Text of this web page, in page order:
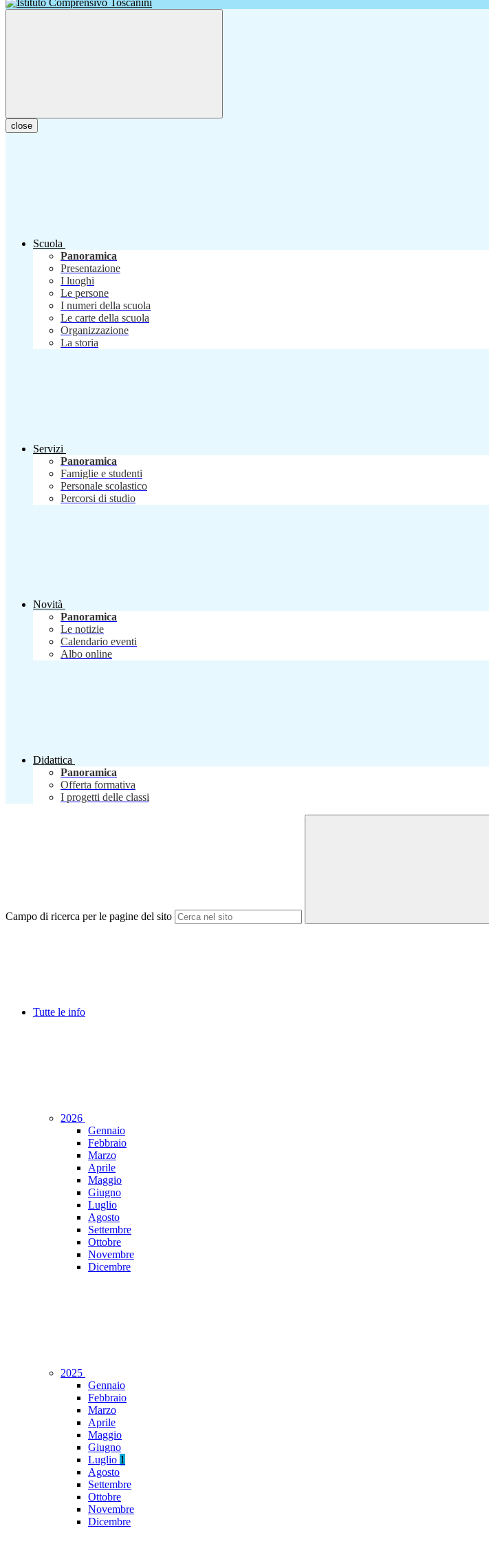
close
Scuola
Panoramica
Presentazione
I luoghi
Le persone
I numeri della scuola
Le carte della scuola
Organizzazione
La storia
Servizi
Panoramica
Famiglie e studenti
Personale scolastico
Percorsi di studio
Novità
Panoramica
Le notizie
Calendario eventi
Albo online
Didattica
Panoramica
Offerta formativa
I progetti delle classi
Campo di ricerca per le pagine del sito
Tutte le info
2026
Gennaio
Febbraio
Marzo
Aprile
Maggio
Giugno
Luglio
Agosto
Settembre
Ottobre
Novembre
Dicembre
2025
Gennaio
Febbraio
Marzo
Aprile
Maggio
Giugno
Luglio 1
Agosto
Settembre
Ottobre
Novembre
Dicembre